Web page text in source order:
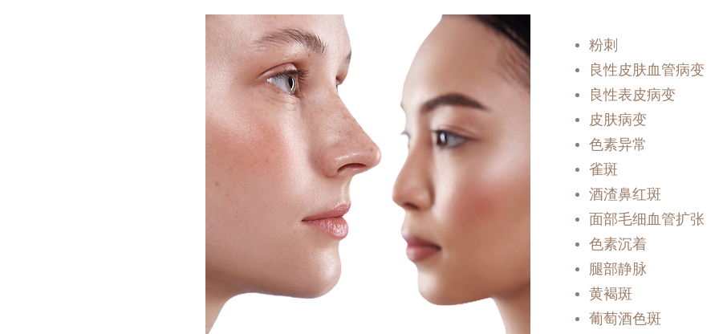
粉刺
良性皮肤血管病变
良性表皮病变
皮肤病变
色素异常
雀斑
酒渣鼻红斑
面部毛细血管扩张
色素沉着
腿部静脉
黄褐斑
葡萄酒色斑